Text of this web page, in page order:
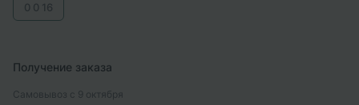
0 0 16
Получение заказа
Самовывоз с 9 октября